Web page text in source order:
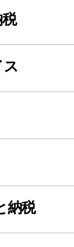
較
ーション
ス
納税